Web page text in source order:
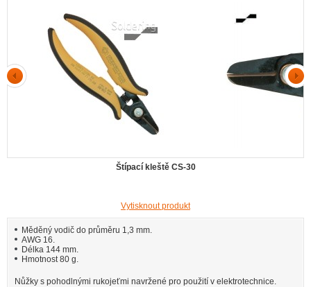
Štípací kleště CS-30
Vytisknout produkt
Měděný vodič do průměru 1,3 mm.
AWG 16.
Délka 144 mm.
Hmotnost 80 g.
Nůžky s pohodlnými rukojeťmi navržené pro použití v elektrotechnice.